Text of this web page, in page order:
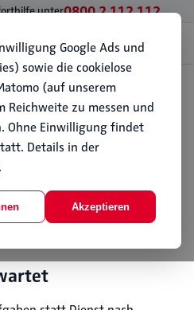
unter0800 2 112 112
Menü
Sie dafür, dass
arbeiten können,
und per Fernwartung
Menschen, die
Google Ads und
sowie die cookielose
(auf unserem
Reichweite zu messen und
Ohne Einwilligung findet
Details in der
.
Akzeptieren